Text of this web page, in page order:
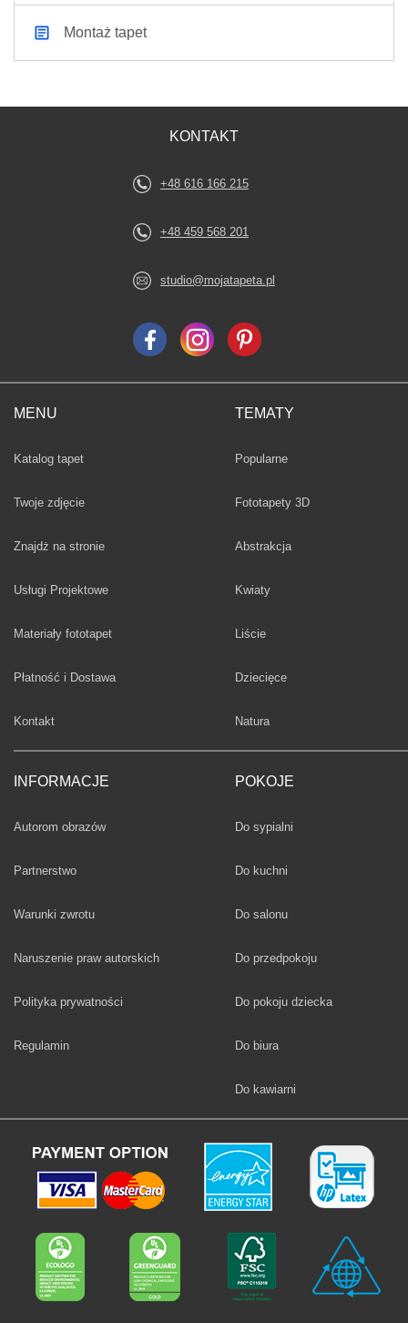
Montaż tapet
MENU
Katalog tapet
Twoje zdjęcie
Znajdż na stronie
Usługi Projektowe
Materiały fototapet
Płatność i Dostawa
Kontakt
INFORMACJE
Autorom obrazów
Partnerstwo
Warunki zwrotu
Naruszenie praw autorskich
Polityka prywatności
Regulamin
TEMATY
Fototapety
Popularne
Fototapety 3D
Fototapety
Abstrakcja
Fototapety
Kwiaty
Fototapety
Liście
Fototapety
Dziecięce
Fototapety
Natura
POKOJE
Fototapety
Do sypialni
Fototapety
Do kuchni
Fototapety
Do salonu
Fototapety
Do przedpokoju
Fototapety
Do pokoju dziecka
Fototapety
Do biura
Fototapety
Do kawiarni
KONTAKT
+48 616 166 215
+48 459 568 201
studio@mojatapeta.pl